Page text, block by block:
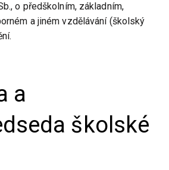
o předškolním, základním,
a jiném vzdělávání (školský
a
školské